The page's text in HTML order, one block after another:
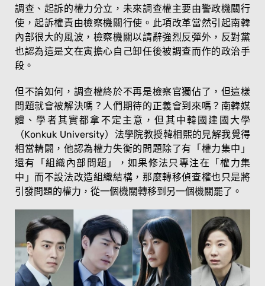
調查、起訴的權力分立，未來調查權主要由警政機關行
使，起訴權責由檢察機關行使。此項改革當然引起南韓
內部很大的風波，檢察機關以請辭強烈反彈外，反對黨
也認為這是文在寅擔心自己卸任後被調查而作的政治手
段。
但不論如何，調查權終於不再是檢察官獨佔了，但這樣
問題就會被解決嗎？人們期待的正義會到來嗎？南韓媒
體、學者其實都拿不定主意，但其中韓國建國大學
（Konkuk University）法學院教授韓相熙的見解我覺得
相當精闢，他認為權力失衡的問題除了有「權力集中」
還有「組織內部問題」，如果修法只專注在「權力集
中」而不設法改造組織結構，那麼轉移偵查權也只是將
引發問題的權力，從一個機關轉移到另一個機關罷了。